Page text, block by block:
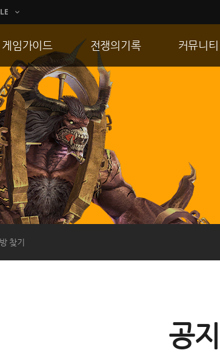
찾기
게임가이드
게임 특징
서버가이드
신병훈련소
세부가이드
통합보급센터
전쟁의기록
통합 길드전
공성 & 스팟
랭킹
R2Match
커뮤니티
GM노트
공